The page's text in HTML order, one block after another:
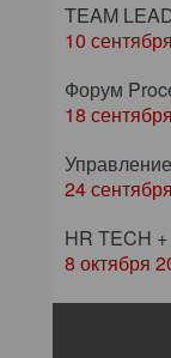
TEAM
10
Форум
18
24
HR TECH
8 октября